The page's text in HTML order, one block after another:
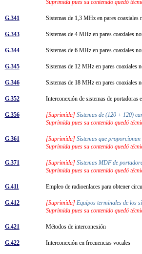
Suprimida pues su contenido quedó
G.341 Sistemas de 1,3 MHz en pares coaxiales
G.343 Sistemas de 4 MHz en pares coaxiales
G.344 Sistemas de 6 MHz en pares coaxiales
G.345 Sistemas de 12 MHz en pares coaxiales
G.346 Sistemas de 18 MHz en pares coaxiales
G.352 Interconexión de sistemas de portadoras
G.356 [Suprimida] Sistemas de (120 + 120)
Suprimida pues su contenido quedó
G.361 [Suprimida] Sistemas que
Suprimida pues su contenido quedó
G.371 [Suprimida] Sistemas MDF de
Suprimida pues su contenido quedó
G.411 Empleo de radioenlaces para obtener
G.412 [Suprimida] Equipos terminales de los
Suprimida pues su contenido quedó
G.421 Métodos de interconexión
G.422 Interconexión en frecuencias vocales